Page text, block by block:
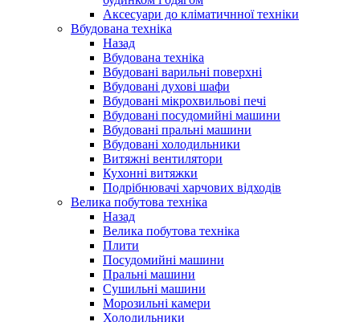
Аксесуари до кліматичнної техніки
Вбудована техніка
Назад
Вбудована техніка
Вбудовані варильні поверхні
Вбудовані духові шафи
Вбудовані мікрохвильові печі
Вбудовані посудомийні машини
Вбудовані пральні машини
Вбудовані холодильники
Витяжні вентилятори
Кухонні витяжки
Подрібнювачі харчових відходів
Велика побутова техніка
Назад
Велика побутова техніка
Плити
Посудомийні машини
Пральні машини
Сушильні машини
Морозильні камери
Холодильники